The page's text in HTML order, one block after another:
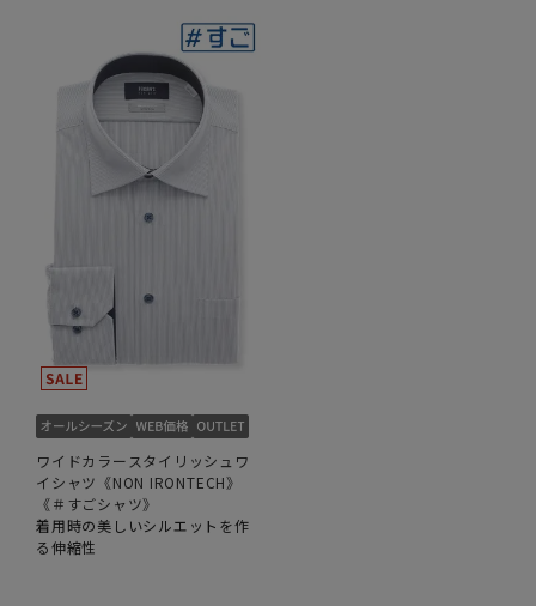
ワイドカラースタイリッシュワ
イシャツ《NON IRONTECH》
《＃すごシャツ》
着用時の美しいシルエットを作
る伸縮性